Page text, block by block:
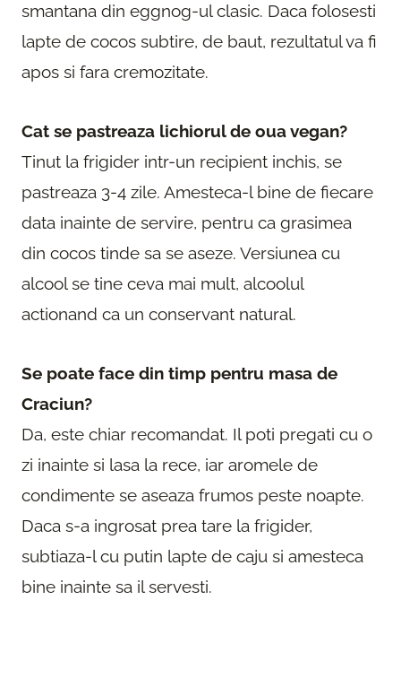
smantana din eggnog-ul clasic. Daca folosesti
lapte de cocos subtire, de baut, rezultatul va fi
apos si fara cremozitate.
Cat se pastreaza lichiorul de oua vegan?
Tinut la frigider intr-un recipient inchis, se
pastreaza 3-4 zile. Amesteca-l bine de fiecare
data inainte de servire, pentru ca grasimea
din cocos tinde sa se aseze. Versiunea cu
alcool se tine ceva mai mult, alcoolul
actionand ca un conservant natural.
Se poate face din timp pentru masa de
Craciun?
Da, este chiar recomandat. Il poti pregati cu o
zi inainte si lasa la rece, iar aromele de
condimente se aseaza frumos peste noapte.
Daca s-a ingrosat prea tare la frigider,
subtiaza-l cu putin lapte de caju si amesteca
bine inainte sa il servesti.